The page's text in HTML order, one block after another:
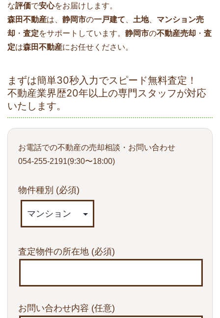
な評価で安心をお届けします。
森田不動産は、 静岡市の一戸建て 土地、 マンション売
却 ・ 査定をサポートしています。 静岡市の不動産売却 ・ 査
定は森田不動産にお任せください。
まずは簡単30秒入力でスピード無料査定！
不動産業界歴20年以上の専門スタッフが対応
いたします。
お電話での不動産の売却相談・お問い合わせ
054-255-2191(9:30〜18:00)
物件種別 (必須)
査定物件の所在地 (必須)
お問い合わせ内容 (任意)